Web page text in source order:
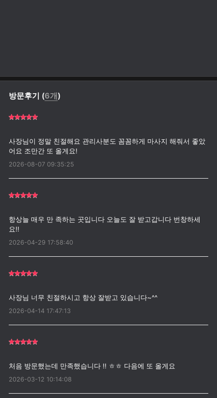
방문후기 (6개)
사장님이 정말 친절해요 관리사분도 꼼꼼하게 마사지 해줘서 좋았
2026-08-07 09:35:25
항상늘 매우 만 족하는 곳입니다 오늘도 잘 받고갑니다 번창하세
2026-04-29 17:58:40
2026-04-14 17:47:13
2026-03-12 10:14:08